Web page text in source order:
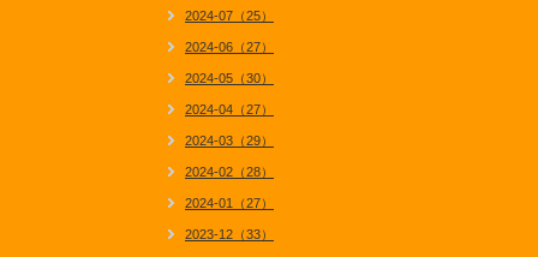
2024-07（25）
2024-06（27）
2024-05（30）
2024-04（27）
2024-03（29）
2024-02（28）
2024-01（27）
2023-12（33）